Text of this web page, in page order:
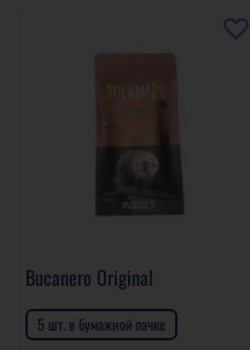
Bucanero Original
5 шт. в бумажной пачке